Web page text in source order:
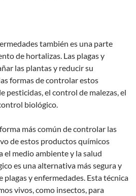
también es una parte
de hortalizas. Las plagas y
las plantas y reducir su
formas de controlar estos
pesticidas, el control de malezas, el
biológico.
más común de controlar las
de estos productos químicos
el medio ambiente y la salud
es una alternativa más segura y
y enfermedades. Esta técnica
vivos, como insectos, para